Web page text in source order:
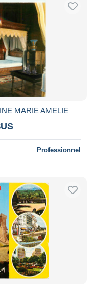
MARIE AMELIE
Professionnel